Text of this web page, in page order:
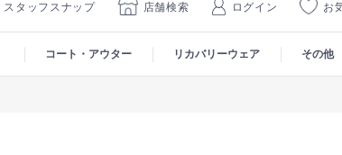
スタッフスナップ 店舗検索 ログイン お
コート・アウター リカバリーウェア その他